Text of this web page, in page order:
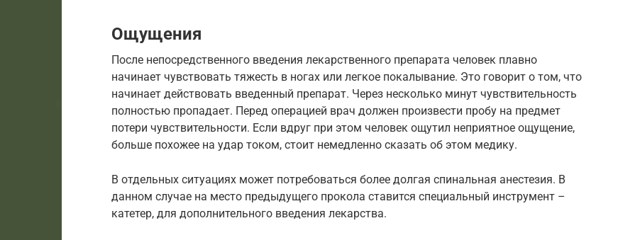
Ощущения
После непосредственного введения лекарственного препарата человек плавно
начинает чувствовать тяжесть в ногах или легкое покалывание. Это говорит о том, что
начинает действовать введенный препарат. Через несколько минут чувствительность
полностью пропадает. Перед операцией врач должен произвести пробу на предмет
потери чувствительности. Если вдруг при этом человек ощутил неприятное ощущение,
больше похожее на удар током, стоит немедленно сказать об этом медику.
В отдельных ситуациях может потребоваться более долгая спинальная анестезия. В
данном случае на место предыдущего прокола ставится специальный инструмент –
катетер, для дополнительного введения лекарства.